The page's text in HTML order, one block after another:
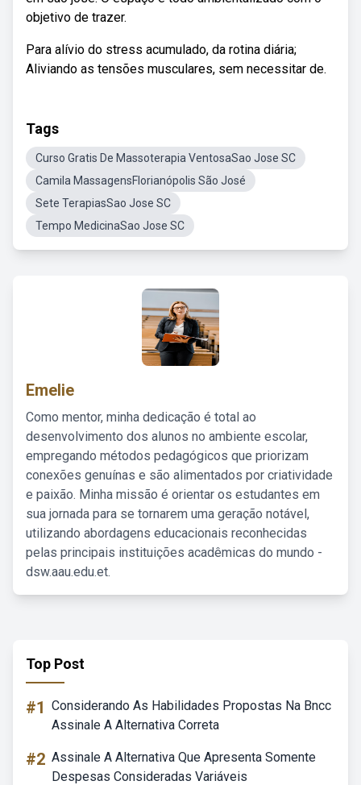
objetivo de trazer.
Para alívio do stress acumulado, da rotina diária;
Aliviando as tensões musculares, sem necessitar de.
Tags
Curso Gratis De Massoterapia VentosaSao Jose SC
Camila MassagensFlorianópolis São José
Sete TerapiasSao Jose SC
Tempo MedicinaSao Jose SC
Emelie
Como mentor, minha dedicação é total ao
desenvolvimento dos alunos no ambiente escolar,
empregando métodos pedagógicos que priorizam
conexões genuínas e são alimentados por criatividade
e paixão. Minha missão é orientar os estudantes em
sua jornada para se tornarem uma geração notável,
utilizando abordagens educacionais reconhecidas
pelas principais instituições acadêmicas do mundo -
dsw.aau.edu.et.
Top Post
#1 Considerando As Habilidades Propostas Na Bncc
Assinale A Alternativa Correta
#2 Assinale A Alternativa Que Apresenta Somente
Despesas Consideradas Variáveis